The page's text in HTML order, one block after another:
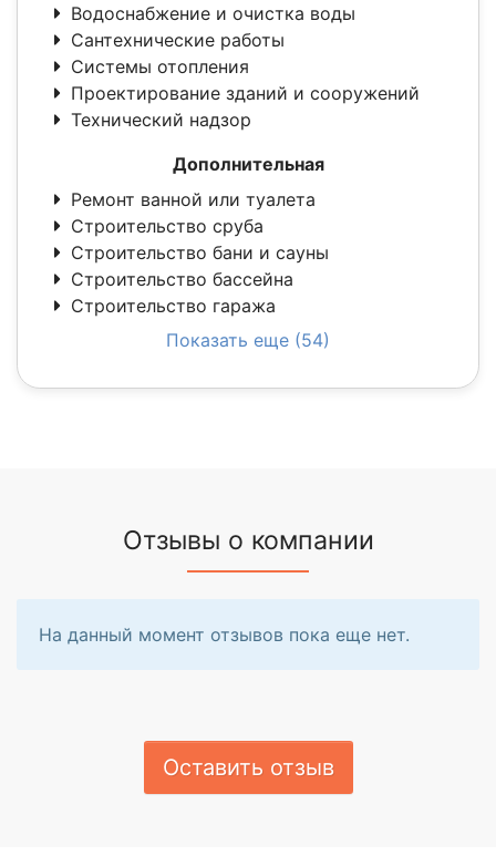
Водоснабжение и очистка воды
Сантехнические работы
Системы отопления
Проектирование зданий и сооружений
Технический надзор
Дополнительная
Ремонт ванной или туалета
Строительство сруба
Строительство бани и сауны
Строительство бассейна
Строительство гаража
Показать еще (54)
Отзывы о компании
На данный момент отзывов пока еще нет.
Оставить отзыв